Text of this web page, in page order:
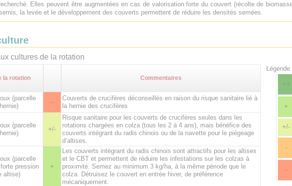
Elles peuvent être augmentées en cas de valorisation forte du couvert (récolte de
la levée et le développement des couverts permettent de réduire les densités semées.
cultures de la rotation
la rotation Commentaires
(parcelle
--
Couverts de crucifères déconseillés en raison du risque sanitaire lié à
la hernie des crucifères
(parcelle
+/-
Risque sanitaire pour les couverts de crucifères seules dans les
rotations chargées en colza (tous les 2 à 4 ans), mais bénéfice des
couverts intégrant du radis chinois ou de la navette pour le piégeage
d’altises.
(parcelle
pression
altise)
+
Les couverts intégrant du radis chinois sont attractifs pour les altises
et le CBT et permettent de réduire les infestations sur les colzas à
proximité. Semez au minimum 3 kg/ha, à la même période que le
colza. Détruisez le couvert en entrée hiver, de préférence
mécaniquement.
Légende
++
+
+/-
-
--